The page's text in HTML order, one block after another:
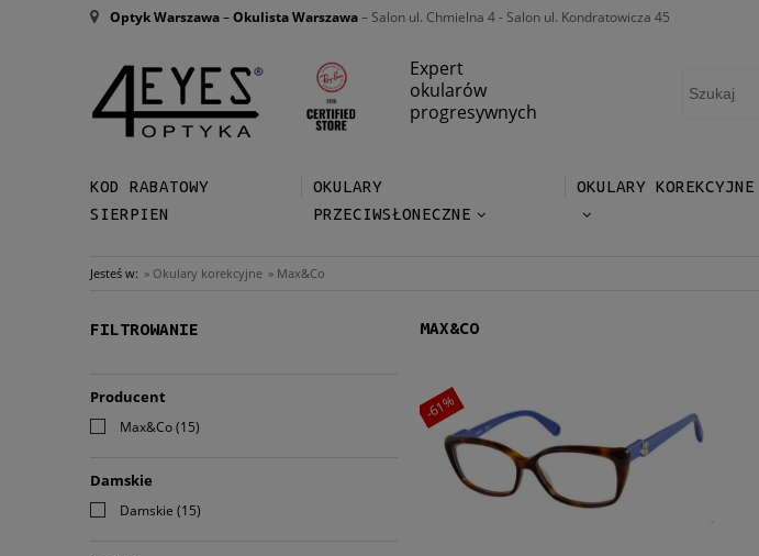
Optyk Warszawa–Okulista Warszawa– Salon ul. Chmielna 4 - Salon ul. Kondratowicza 45
Expert
okularów
progresywnych
KOD RABATOWY
SIERPIEN
OKULARY
PRZECIWSŁONECZNE
OKULARY KOREKCYJNE
Jesteś w: » Okulary korekcyjne » Max&Co
FILTROWANIE
Producent
Max&Co(15)
Damskie
Damskie (15)
MAX&CO
-61%